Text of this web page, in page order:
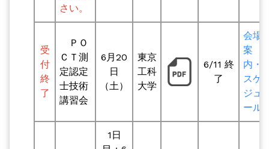
さい。
受
付
終
了
ＰＯ
ＣＴ測
定認定
士技術
講習会
6月20
日
（土）
東京
工科
大学
6/11 終
了
会場
案
内・
スケ
ジュ
ール
1日